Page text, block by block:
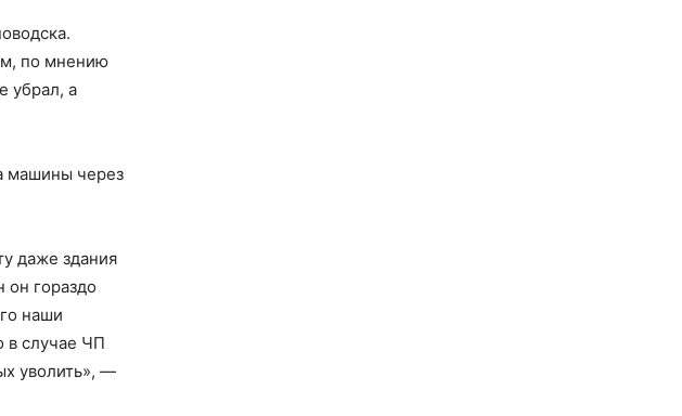
по мнению
убрал, а
машины через
даже здания
он гораздо
наши
в случае ЧП
уволить», —